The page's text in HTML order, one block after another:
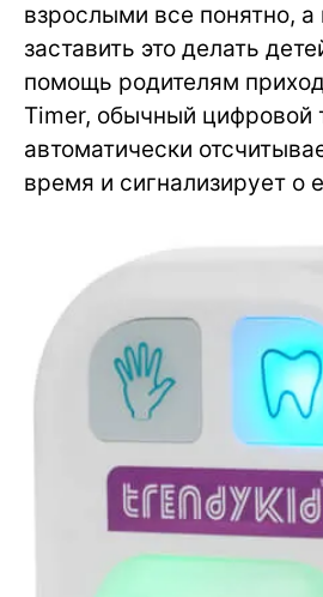
взрослыми все понятно, а
заставить это делать
помощь родителям
Timer, обычный цифровой
автоматически
время и сигнализирует о